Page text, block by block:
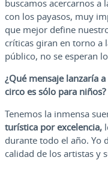
buscamos acercarnos a
con los payasos, muy
que mejor define
críticas giran en torno a
público, no se esperan
¿Qué mensaje lanzaría
circo es sólo para niños?
Tenemos la inmensa
turística por excelencia,
durante todo el año. Yo
calidad de los artistas y